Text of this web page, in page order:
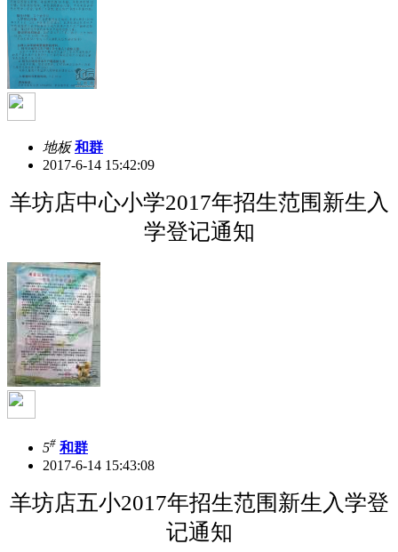
地板 和群
2017-6-14 15:42:09
羊坊店中心小学2017年招生范围新生入
学登记通知
5# 和群
2017-6-14 15:43:08
羊坊店五小2017年招生范围新生入学登
记通知